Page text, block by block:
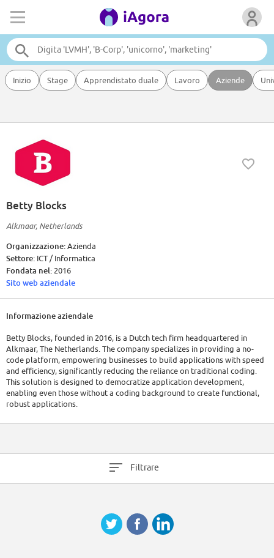
Inizio Stage Apprendistato duale Lavoro Aziende
Betty Blocks
Alkmaar, Netherlands
Organizzazione:Azienda
Settore: ICT / Informatica
Fondata nel: 2016
Sito web aziendale
Informazione aziendale
Betty Blocks, founded in 2016, is a Dutch tech firm headquartered in
Alkmaar, The Netherlands. The company specializes in providing a no-
code platform, empowering businesses to build applications with speed
and efficiency, significantly reducing the reliance on traditional coding.
This solution is designed to democratize application development,
enabling even those without a coding background to create functional,
robust applications.
As of 2023, Betty Blocks has a global workforce of approximately 200
Filtrare